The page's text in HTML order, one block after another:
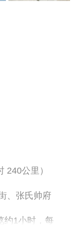
240公里）
、张氏帅府
约1小时，每